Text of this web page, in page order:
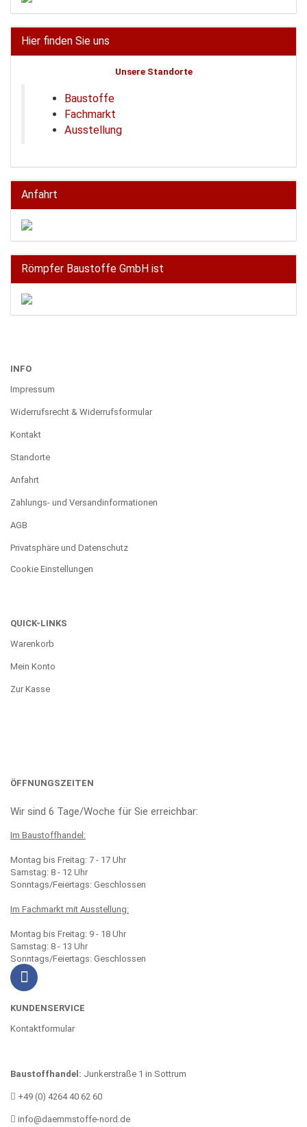
Hier finden Sie uns
Unsere Standorte
Baustoffe
Fachmarkt
Ausstellung
Anfahrt
Römpfer Baustoffe GmbH ist
INFO
Impressum
Widerrufsrecht & Widerrufsformular
Kontakt
Standorte
Anfahrt
Zahlungs- und Versandinformationen
AGB
Privatsphäre und Datenschutz
Cookie Einstellungen
QUICK-LINKS
Warenkorb
Mein Konto
Zur Kasse
ÖFFNUNGSZEITEN
Wir sind 6 Tage/Woche für Sie erreichbar:
Im Baustoffhandel:
Montag bis Freitag: 7 - 17 Uhr
Samstag: 8 - 12 Uhr
Sonntags/Feiertags: Geschlossen
Im Fachmarkt mit Ausstellung:
Montag bis Freitag: 9 - 18 Uhr
Samstag: 8 - 13 Uhr
Sonntags/Feiertags: Geschlossen
KUNDENSERVICE
Kontaktformular
Baustoffhandel: Junkerstraße 1 in Sottrum
+49 (0) 4264 40 62 60
info@daemmstoffe-nord.de